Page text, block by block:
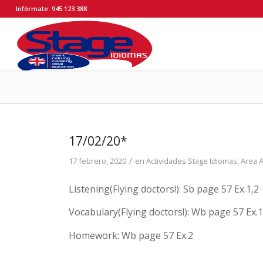
Infórmate: 945 123 388
17/02/20*
17 febrero, 2020 / enActividades Stage Idiomas,Area
Listening(Flying doctors!): Sb page 57 Ex.1,2
Vocabulary(Flying doctors!): Wb page 57 Ex.1
Homework: Wb page 57 Ex.2